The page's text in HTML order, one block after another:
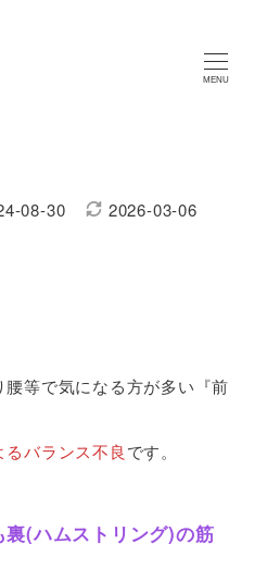
MENU
08-30 更新日2026-03-06
等で気になる方が多い『前
バランス不良です。
(ハムストリング)の筋